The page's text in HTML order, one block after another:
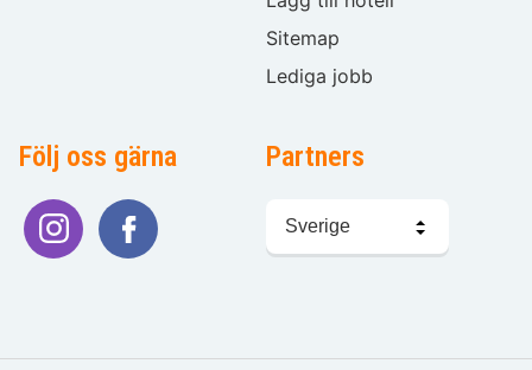
Sitemap
Lediga jobb
Följ oss gärna Partners
språk